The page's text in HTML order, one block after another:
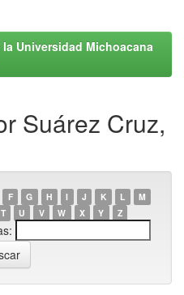
Universidad Michoacana
Suárez Cruz,
F G H I J K L
M
T U V W X Y Z